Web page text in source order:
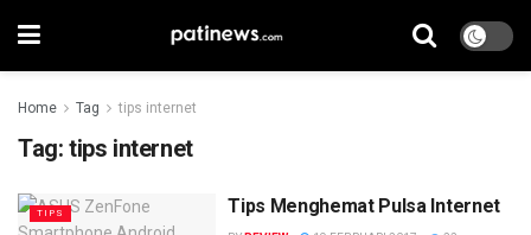
Home Tag tips internet
Tag: tips internet
TIPS Tips Menghemat Pulsa Internet